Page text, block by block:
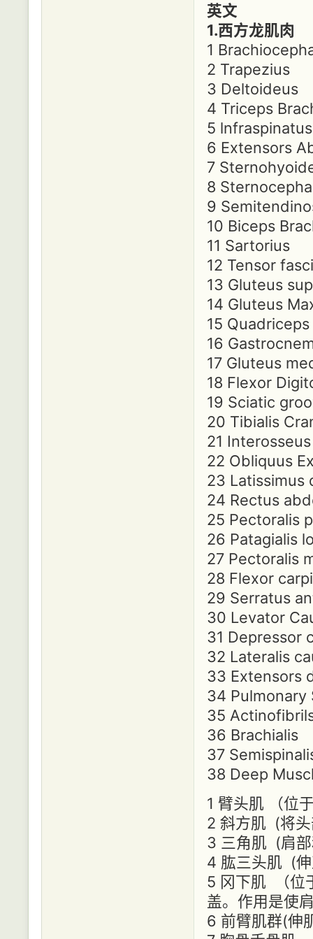
英文
1.西方龙肌肉
1
2 Trapezius
3 Deltoideus
4 Triceps
5 lnfraspinatus
6 Extensors
7
8
9
10 Biceps
11 Sartorius
12 Tensor
13 Gluteus
14 Gluteus
15
16
17 Gluteus
18 Flexor
19 Sciatic
20 Tibialis
21
22 Obliquus
23 Latissimus
24 Rectus
25 Pectoralis
26 Patagialis
27 Pectoralis
28 Flexor
29 Serratus
30 Levator
31 Depressor
32 Lateralis
33 Extensors
34 Pulmonary
35
36 Brachialis
37
38 Deep
1 臂头肌 （位
2 斜方肌 (将
3 三角肌 (肩
4 肱三头肌 (
5 冈下肌 （位
盖。作用是使
6 前臂肌群(伸